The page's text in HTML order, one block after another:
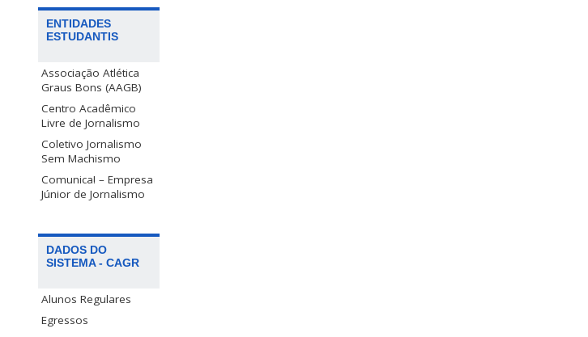
ENTIDADES
ESTUDANTIS
Associação Atlética
Graus Bons (AAGB)
Centro Acadêmico
Livre de Jornalismo
Coletivo Jornalismo
Sem Machismo
Comunica! – Empresa
Júnior de Jornalismo
DADOS DO
SISTEMA - CAGR
Alunos Regulares
Egressos